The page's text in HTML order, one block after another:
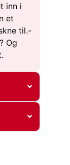
inn i
et
til.-
Og